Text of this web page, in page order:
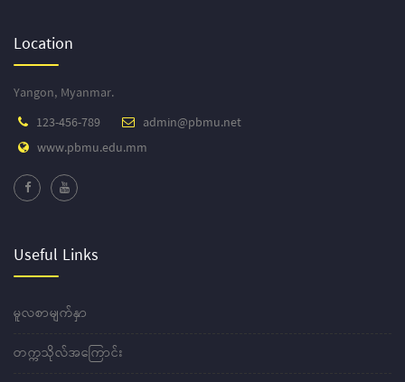
Location
Yangon, Myanmar.
123-456-789
admin@pbmu.net
www.pbmu.edu.mm
Useful Links
မူလစာမျက်နှာ
တက္ကသိုလ်အကြောင်း